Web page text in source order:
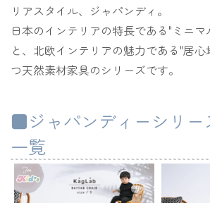
リアスタイル、ジャパンディ。
日本のインテリアの特長である"ミニ
と、北欧インテリアの魅力である"居
つ天然素材家具のシリーズです。
■ジャパンディーシリー
一覧